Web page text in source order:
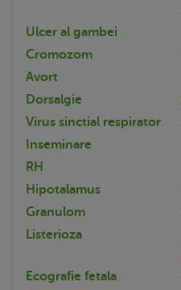
Ulcer al gambei
Cromozom
Avort
Dorsalgie
Virus sinctial respirator
Inseminare
RH
Hipotalamus
Granulom
Listerioza
Ecografie fetala